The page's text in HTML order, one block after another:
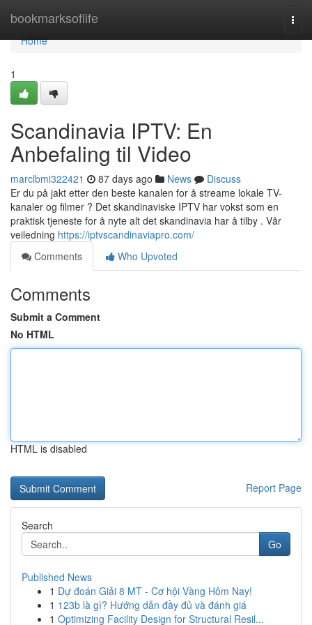
bookmarksoflife
Home
Home
1
Scandinavia IPTV: En
Anbefaling til Video
marclbmi322421 87 days ago News
Discuss
Er du på jakt etter den beste kanalen for å streame lokale TV-
kanaler og filmer ? Det skandinaviske IPTV har vokst som en
praktisk tjeneste for å nyte alt det skandinavia har å tilby . Vår
veiledning https://iptvscandinaviapro.com/
Comments
Who Upvoted
Comments
Submit a Comment
No HTML
HTML is disabled
Report Page
Search
Go
Published News
1 Dự đoán Giải 8 MT - Cơ hội Vàng Hôm Nay!
1 123b là gì? Hướng dẫn đầy đủ và đánh giá
1 Optimizing Facility Design for Structural Resil...